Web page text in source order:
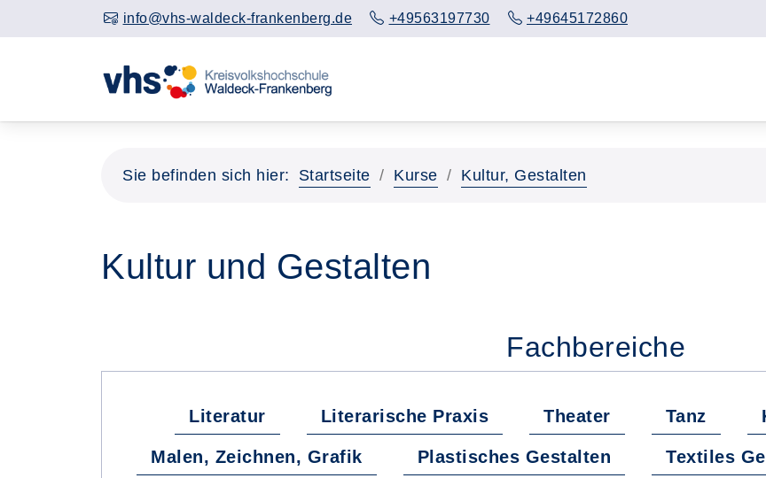
info@vhs-waldeck-frankenberg.de +49563197730 +49645172860
Sie befinden sich hier: Startseite Kurse Kultur, Gestalten
Kultur und Gestalten
Fachbereiche
Literatur Literarische Praxis Theater Tanz
Malen, Zeichnen, Grafik Plastisches Gestalten Textiles